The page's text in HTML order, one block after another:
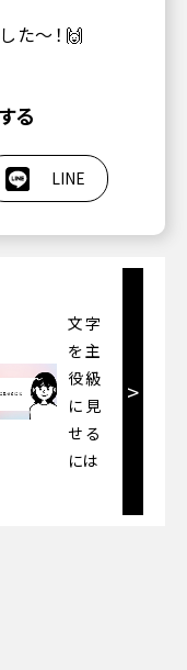
た〜！🙌
る
LINE
文字
を主
役級
に見
せる
には
>